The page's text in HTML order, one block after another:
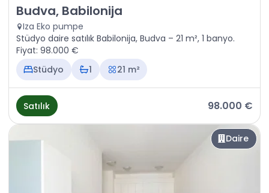
Satılık - Daire Budva, Babilonija
Budva, Babilonija
Iza Eko pumpe
Stüdyo daire satılık Babilonija, Budva – 21 m², 1 banyo.
Fiyat: 98.000 €
Stüdyo
1 21 m²
Satılık 98.000 €
Daire